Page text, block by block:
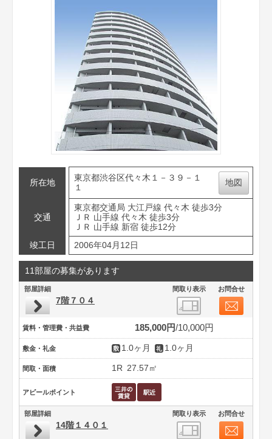
所在地
東京都渋谷区代々木１－３９－１
１
地図
交通
東京都交通局 大江戸線 代々木 徒歩3分
ＪＲ 山手線 代々木 徒歩3分
ＪＲ 山手線 新宿 徒歩12分
竣工日
2006年04月12日
11部屋の募集があります
部屋詳細 間取り表示 お問合せ
7階７０４
賃料・管理費・共益費 185,000円 10,000円
敷金・礼金 1.0ヶ月 1.0ヶ月
間取・面積 1R 27.57㎡
アピールポイント
部屋詳細 間取り表示 お問合せ
14階１４０１